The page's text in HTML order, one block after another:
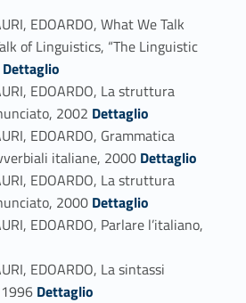
EDOARDO, What We Talk
of Linguistics, “The Linguistic
Link identifier #identifier_person_32986-168
Dettaglio
EDOARDO, La struttura
2002 Link identifier #identifier_person_190556-169
Dettaglio
EDOARDO, Grammatica
italiane, 2000 Link identifier #identifier_person_96701-170
Dettaglio
EDOARDO, La struttura
2000 Link identifier #identifier_person_195052-171
Dettaglio
EDOARDO, Parlare l’italiano,
EDOARDO, La sintassi
Link identifier #identifier_person_61946-173
Dettaglio